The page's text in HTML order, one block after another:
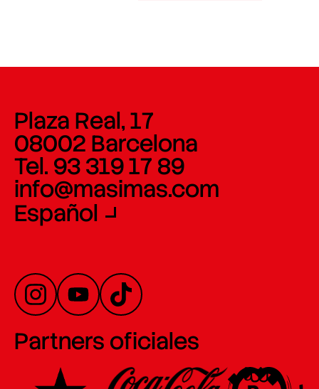
Plaza Real, 17
08002 Barcelona
Tel. 93 319 17 89
info@masimas.com
Español
Partners oficiales